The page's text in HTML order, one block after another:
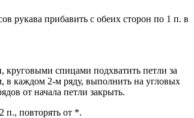
рукава прибавить с обеих сторон по 1 п. в
спицами подхватить петли за
в каждом 2-м ряду, выполнить на угловых
от начала петли закрыть.
п., повторять от *.